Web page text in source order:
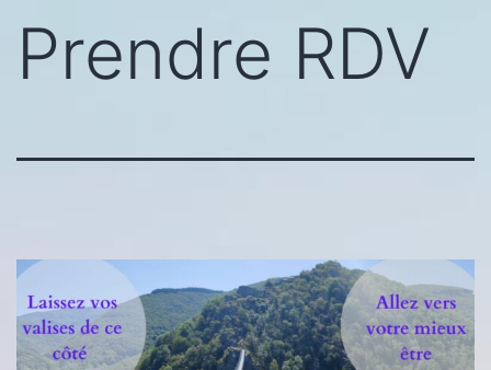
Prendre RDV